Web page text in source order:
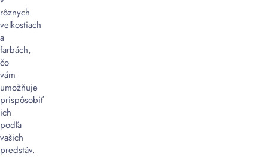
alebo
štetca,
čo
môže
zjednodušiť
proces
balenia.
Nižšia
hladina
hluku
pri
rôznych
veľkostiach
a
farbách,
čo
vám
umožňuje
prispôsobiť
ich
podľa
vašich
predstáv.